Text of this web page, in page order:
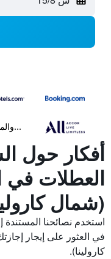
أفكار حول
العطلات في
(شمال
في العثور على إيجار
كارولينا).